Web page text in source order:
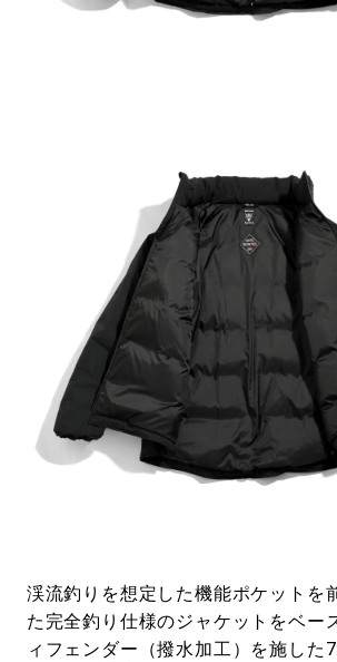
渓流釣りを想定した機能ポケットを
た完全釣り仕様のジャケットをベー
ィフェンダー（撥水加工）を施した